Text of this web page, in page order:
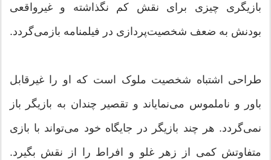
بازیگری چیزی برای نقش کم نگذاشته و غیرواقعی
بودنش به ضعف شخصیت‌پردازی در فیلمنامه بازمی‌گردد.
طراحی اشتباه شخصیت ملوک است که او را غیرقابل
باور و ناملموس می‌نمایاند و تقصیر چندان به بازیگر باز
نمی‌گردد. هر چند بازیگر در جایگاه خود می‌تواند با بازی
متفاوتش کمی از زهر غلو و افراط را از نقش بگیرد.